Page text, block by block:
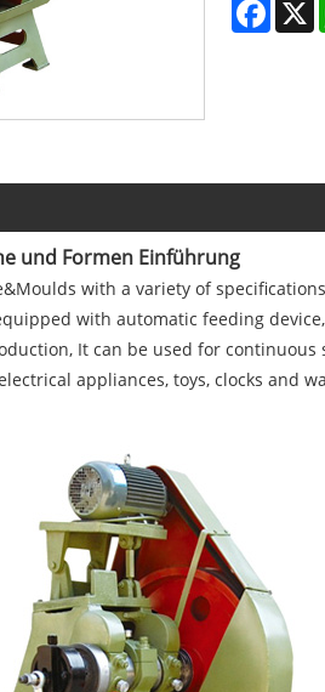
und Formen Einführung
with a variety of
with automatic feeding
It can be used for
appliances, toys, clocks and